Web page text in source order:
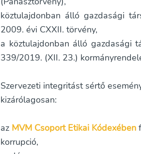
köztulajdonban álló gazdasági
2009. évi CXXII. törvény,
a köztulajdonban álló gazdasági
339/2019. (XII. 23.)
Szervezeti integritást sértő
kizárólagosan:
az MVM Csoport Etikai Kódexében
korrupció,